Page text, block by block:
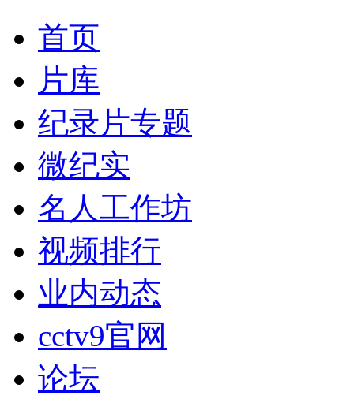
首页
片库
纪录片专题
微纪实
名人工作坊
视频排行
业内动态
cctv9官网
论坛